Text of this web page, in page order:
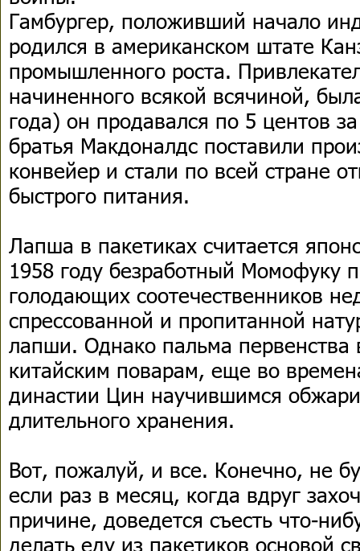
Гамбургер, положивший начало
родился в американском штате
промышленного роста.
начиненного всякой всячиной,
года) он продавался по 5 центов
братья Макдоналдс поставили
конвейер и стали по всей стране
быстрого питания.
Лапша в пакетиках считается
1958 году безработный Момофуку
голодающих соотечественников
спрессованной и пропитанной
лапши. Однако пальма первенства
китайским поварам, еще во
династии Цин научившимся
длительного хранения.
Вот, пожалуй, и все. Конечно, не
если раз в месяц, когда вдруг
причине, доведется съесть что-
делать еду из пакетиков основой